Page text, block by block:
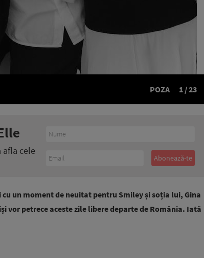
POZA 1 / 23
afla cele
cu un moment de neuitat pentru Smiley și soția lui, Gina
vor petrece aceste zile libere departe de România. Iată